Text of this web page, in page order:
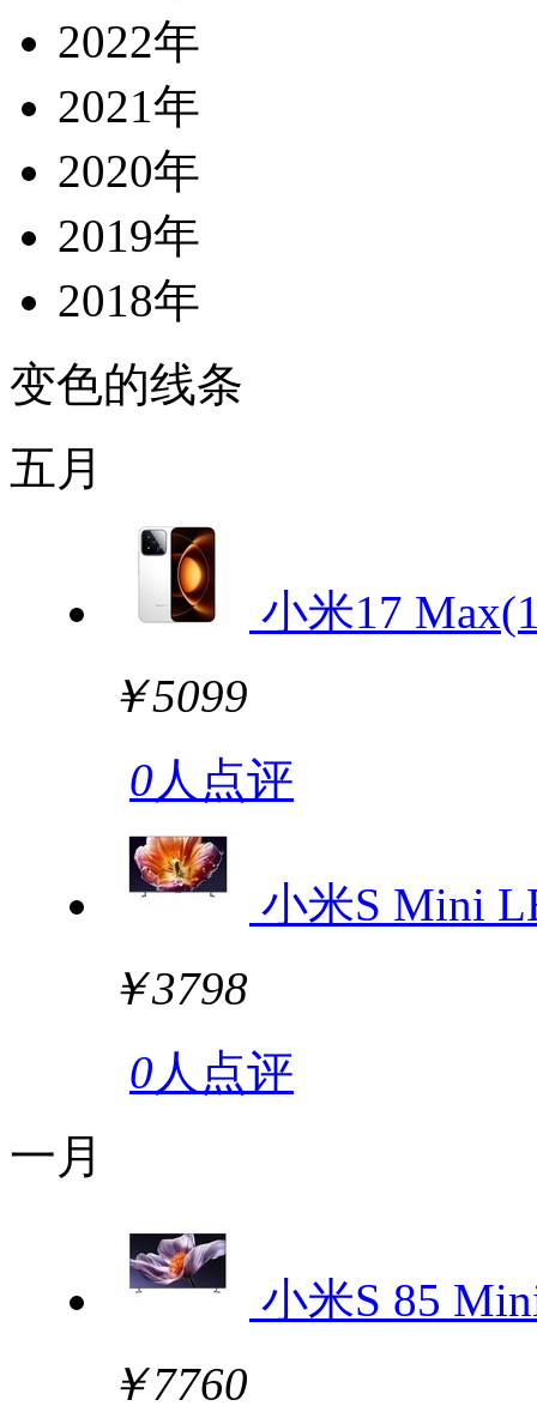
2022年
2021年
2020年
2019年
2018年
变色的线条
五月
小米17
￥5099
0人点评
小米S Mini
￥3798
0人点评
一月
小米S 85
￥7760